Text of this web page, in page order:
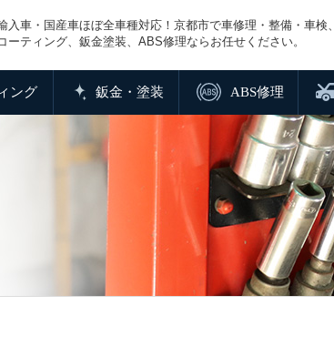
入車・国産車ほぼ全車種対応！京都市で車修理・整備・車検、
ーティング、鈑金塗装、ABS修理ならお任せください。
ング 鈑金・塗装 ABS修理